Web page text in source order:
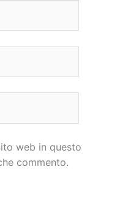
web in questo
commento.